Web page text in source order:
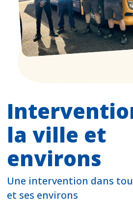
la ville et
environs
Une intervention dans
et ses environs